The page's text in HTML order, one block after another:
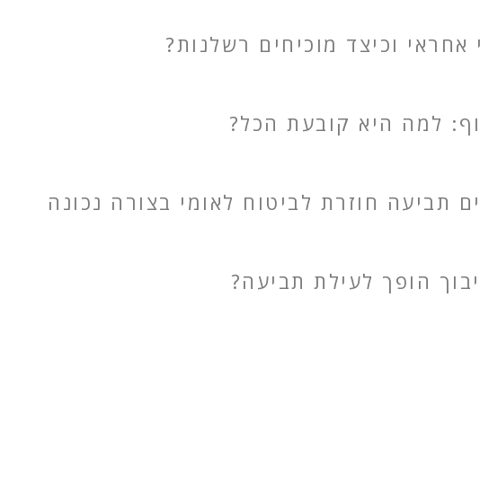
וכיצד מוכיחים רשלנות?
למה היא קובעת הכל?
חוזרת לביטוח לאומי בצורה נכונה
הופך לעילת תביעה?